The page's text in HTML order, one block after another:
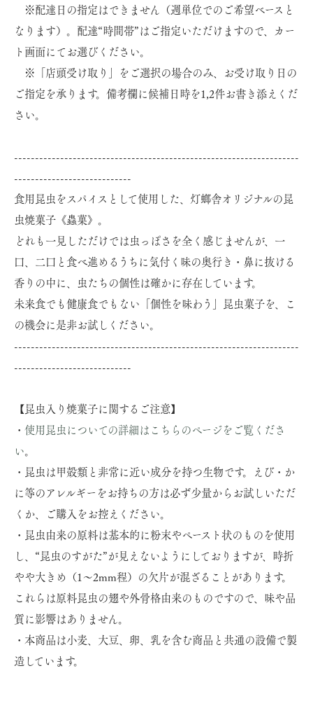
※配達日の指定はできません（週単位でのご希望ベースと
なります）。配達“時間帯”はご指定いただけますので、カー
ト画面にてお選びください。
※「店頭受け取り」をご選択の場合のみ、お受け取り日の
ご指定を承ります。備考欄に候補日時を1,2件お書き添えくだ
さい。
--------------------------------------------------------------------
----------------------------
食用昆虫をスパイスとして使用した、灯螂舎オリジナルの昆
虫焼菓子《蟲菓》。
どれも一見しただけでは虫っぽさを全く感じませんが、一
口、二口と食べ進めるうちに気付く味の奥行き・鼻に抜ける
香りの中に、虫たちの個性は確かに存在しています。
未来食でも健康食でもない「個性を味わう」昆虫菓子を、こ
の機会に是非お試しください。
--------------------------------------------------------------------
----------------------------
【昆虫入り焼菓子に関するご注意】
・ 使用昆虫についての詳細はこちらのページをご覧くださ
い。
・昆虫は甲殻類と非常に近い成分を持つ生物です。えび・か
に等のアレルギーをお持ちの方は必ず少量からお試しいただ
くか、ご購入をお控えください。
・昆虫由来の原料は基本的に粉末やペースト状のものを使用
し、“昆虫のすがた”が見えないようにしておりますが、時折
やや大きめ（1～2mm程）の欠片が混ざることがあります。
これらは原料昆虫の翅や外骨格由来のものですので、味や品
質に影響はありません。
・本商品は小麦、大豆、卵、乳を含む商品と共通の設備で製
造しています。